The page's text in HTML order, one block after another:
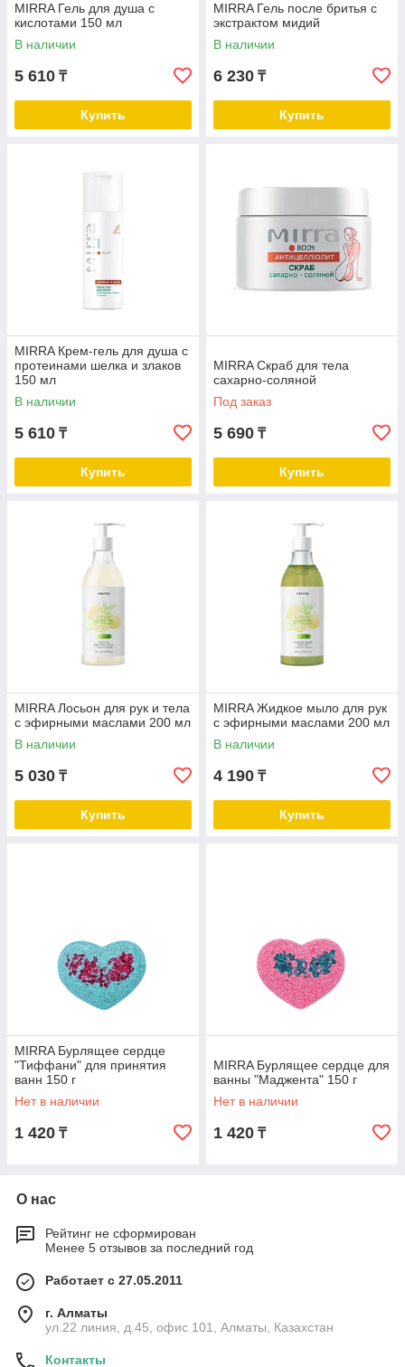
MIRRA Гель для душа с
кислотами 150 мл
В наличии
5 610 ₸
Купить
MIRRA Гель после бритья с
экстрактом мидий
В наличии
6 230 ₸
Купить
MIRRA Крем-гель для душа с
протеинами шелка и злаков
150 мл
В наличии
5 610 ₸
Купить
MIRRA Скраб для тела
сахарно-соляной
Под заказ
5 690 ₸
Купить
MIRRA Лосьон для рук и тела
с эфирными маслами 200 мл
В наличии
5 030 ₸
Купить
MIRRA Жидкое мыло для рук
с эфирными маслами 200 мл
В наличии
4 190 ₸
Купить
MIRRA Бурлящее сердце
"Тиффани" для принятия
ванн 150 г
Нет в наличии
1 420 ₸
MIRRA Бурлящее сердце для
ванны "Маджента" 150 г
Нет в наличии
1 420 ₸
О нас
Рейтинг не сформирован
Менее 5 отзывов за последний год
Работает с 27.05.2011
г. Алматы
ул.22 линия, д.45, офис 101, Алматы, Казахстан
Контакты